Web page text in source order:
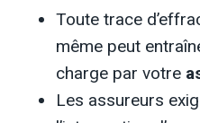
Toute trace
même peut
charge par votre
Les assureurs